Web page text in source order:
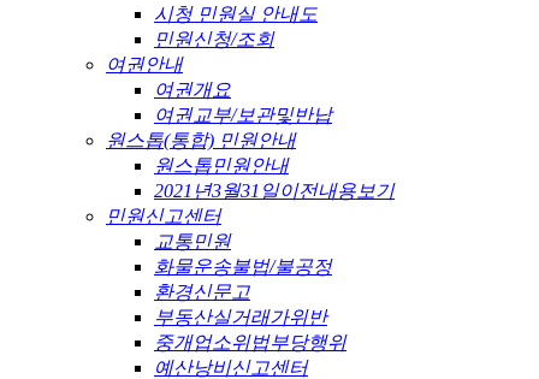
시청 민원실 안내도
민원신청/조회
여권안내
여권개요
여권교부/보관및반납
원스톱(통합) 민원안내
원스톱민원안내
2021년3월31일이전내용보기
민원신고센터
교통민원
화물운송불법/불공정
환경신문고
부동산실거래가위반
중개업소위법부당행위
예산낭비신고센터